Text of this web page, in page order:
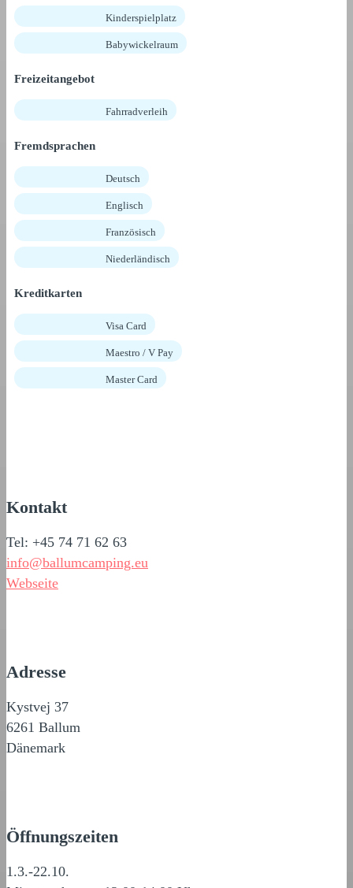
Kinderspielplatz
Babywickelraum
Freizeitangebot
Fahrradverleih
Fremdsprachen
Deutsch
Englisch
Französisch
Niederländisch
Kreditkarten
Visa Card
Maestro / V Pay
Master Card
Kontakt
Tel: +45 74 71 62 63
info@ballumcamping.eu
Webseite
Adresse
Kystvej 37
6261 Ballum
Dänemark
Öffnungszeiten
1.3.-22.10.